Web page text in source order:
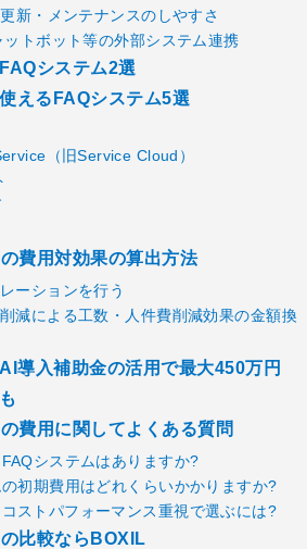
新・メンテナンスのしやすさ
トボット等の外部システム連携
システム2選
えるFAQシステム5選
（旧Service Cloud）
費用対効果の算出方法
ーションを行う
減による工数・人件費削減効果の金額換
導入補助金の活用で最大450万円
費用に関してよくある質問
システムはありますか?
初期費用はどれくらいかかりますか?
ストパフォーマンス重視で選ぶには?
比較ならBOXIL